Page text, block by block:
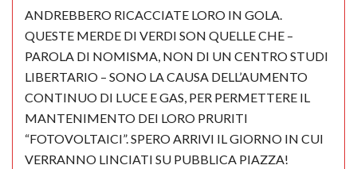
ANDREBBERO RICACCIATE LORO IN GOLA.
QUESTE MERDE DI VERDI SON QUELLE CHE –
PAROLA DI NOMISMA, NON DI UN CENTRO STUDI
LIBERTARIO – SONO LA CAUSA DELL’AUMENTO
CONTINUO DI LUCE E GAS, PER PERMETTERE IL
MANTENIMENTO DEI LORO PRURITI
“FOTOVOLTAICI”. SPERO ARRIVI IL GIORNO IN CUI
VERRANNO LINCIATI SU PUBBLICA PIAZZA!